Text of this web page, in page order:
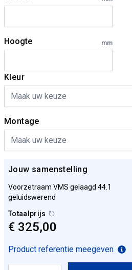
Hoogte mm
Kleur
Montage
Jouw samenstelling
Voorzetraam VMS gelaagd 44.1
geluidswerend
Totaalprijs
€ 325,00
Product referentie meegeven